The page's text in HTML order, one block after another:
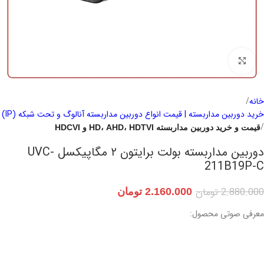
خانه
خرید دوربین مداربسته | قیمت انواع دوربین مداربسته آنالوگ و تحت شبکه (IP)
قیمت و خرید دوربین مداربسته HD، AHD، HDTVI و HDCVI
دوربین مداربسته بولت برایتون ۲ مگاپیکسل UVC-
211B19P-C
2.880.000تومان 2.160.000 تومان
معرفی صوتی محصول: